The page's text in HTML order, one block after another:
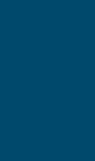
Fenster öffnen